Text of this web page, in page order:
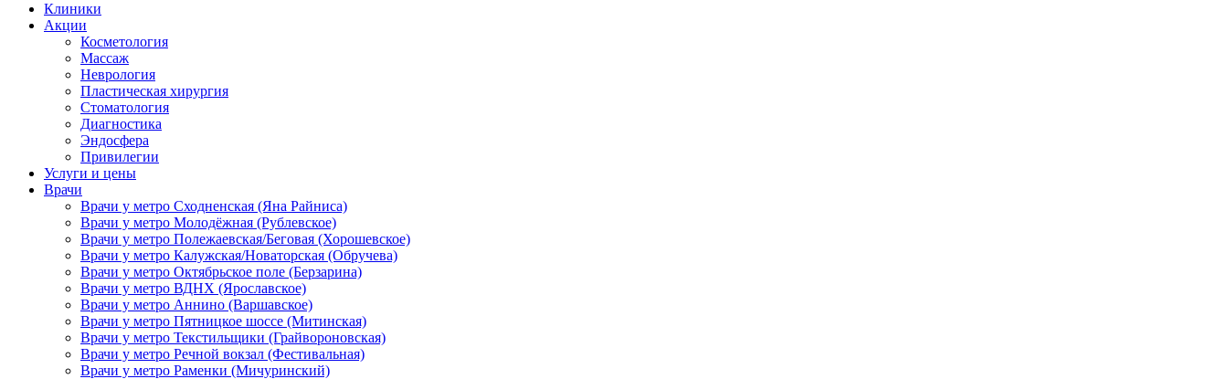
Клиники
Акции
Косметология
Массаж
Неврология
Пластическая хирургия
Стоматология
Диагностика
Эндосфера
Привилегии
Услуги и цены
Врачи
Врачи у метро Сходненская (Яна Райниса)
Врачи у метро Молодёжная (Рублевское)
Врачи у метро Полежаевская/Беговая (Хорошевское)
Врачи у метро Калужская/Новаторская (Обручева)
Врачи у метро Октябрьское поле (Берзарина)
Врачи у метро ВДНХ (Ярославское)
Врачи у метро Аннино (Варшавское)
Врачи у метро Пятницкое шоссе (Митинская)
Врачи у метро Текстильщики (Грайвороновская)
Врачи у метро Речной вокзал (Фестивальная)
Врачи у метро Раменки (Мичуринский)